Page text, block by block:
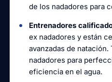
de los nadadores para
Entrenadores
ex nadadores y están
avanzadas de natación.
nadadores para
eficiencia en el agua.